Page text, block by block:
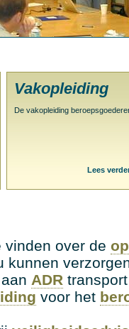
Vakopleiding
De vakopleiding
Lees
vinden over de
kunnen
ADR
voor het